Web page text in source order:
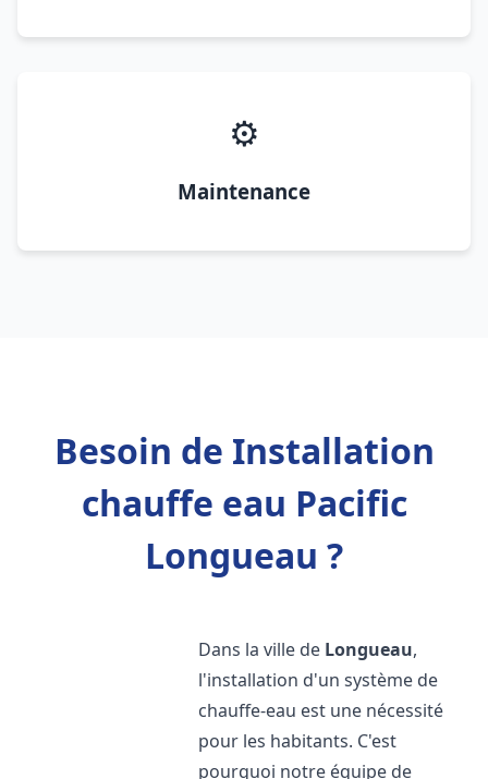
⚙️
Maintenance
Besoin de Installation
chauffe eau Pacific
Longueau ?
Dans la ville de Longueau,
l'installation d'un système de
chauffe-eau est une nécessité
pour les habitants. C'est
pourquoi notre équipe de